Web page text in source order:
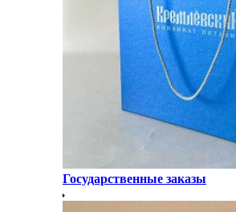
Государственные заказы